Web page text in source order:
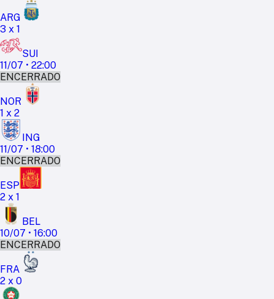
ARG
3 x 1
SUI
11/07 • 22:00
ENCERRADO
NOR
1 x 2
ING
11/07 • 18:00
ENCERRADO
ESP
2 x 1
BEL
10/07 • 16:00
ENCERRADO
FRA
2 x 0